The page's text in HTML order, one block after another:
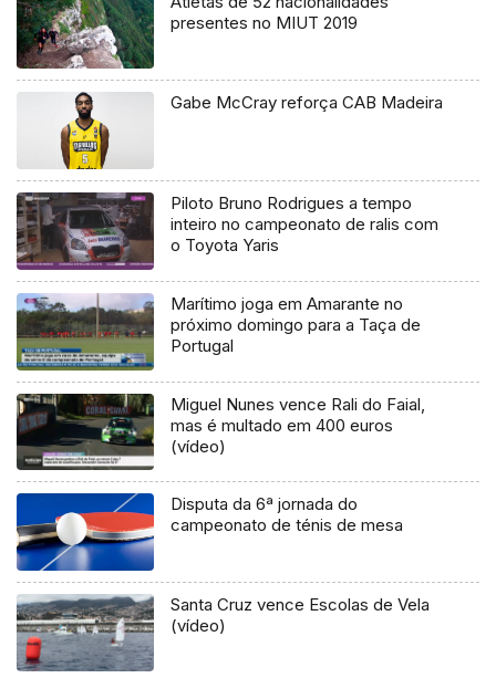
presentes no MIUT 2019
Gabe McCray reforça CAB Madeira
Piloto Bruno Rodrigues a tempo
inteiro no campeonato de ralis com
o Toyota Yaris
Marítimo joga em Amarante no
próximo domingo para a Taça de
Portugal
Miguel Nunes vence Rali do Faial,
mas é multado em 400 euros
(vídeo)
Disputa da 6ª jornada do
campeonato de ténis de mesa
Santa Cruz vence Escolas de Vela
(vídeo)